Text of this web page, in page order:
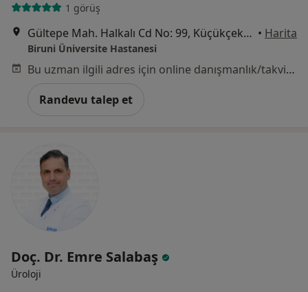
1 görüş
Gültepe Mah. Halkalı Cd No: 99, Küçükçekmece • Harita
Biruni Üniversite Hastanesi
Bu uzman ilgili adres için online danışmanlık/takvim sunmuyor.
Randevu talep et
Doç. Dr. Emre Salabaş
Üroloji